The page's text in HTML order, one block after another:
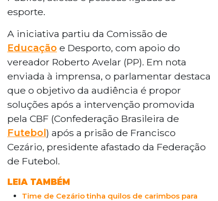
esporte.
A iniciativa partiu da Comissão de
Educação e Desporto, com apoio do
vereador Roberto Avelar (PP). Em nota
enviada à imprensa, o parlamentar destaca
que o objetivo da audiência é propor
soluções após a intervenção promovida
pela CBF (Confederação Brasileira de
Futebol) após a prisão de Francisco
Cezário, presidente afastado da Federação
de Futebol.
LEIA TAMBÉM
Time de Cezário tinha quilos de carimbos para